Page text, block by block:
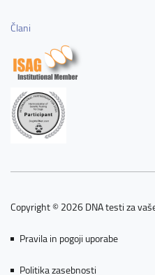
Člani
Copyright © 2026 DNA testi za
Pravila in pogoji uporabe
Politika zasebnosti